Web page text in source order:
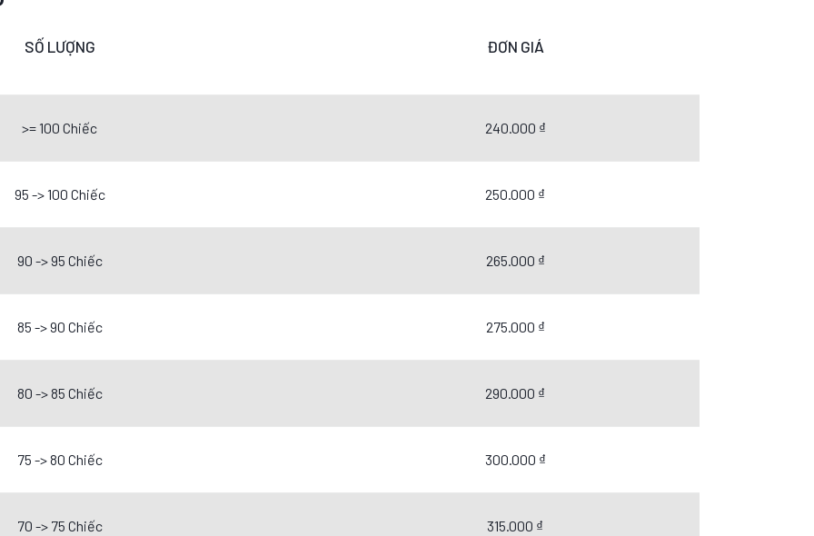
SỐ LƯỢNG ĐƠN GIÁ
>= 100 Chiếc 240.000 ₫
95 -> 100 Chiếc 250.000 ₫
90 -> 95 Chiếc 265.000 ₫
85 -> 90 Chiếc 275.000 ₫
80 -> 85 Chiếc 290.000 ₫
75 -> 80 Chiếc 300.000 ₫
70 -> 75 Chiếc 315.000 ₫